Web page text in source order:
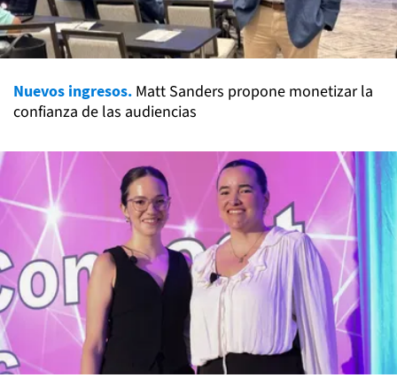
Nuevos ingresos. Matt Sanders propone monetizar la
confianza de las audiencias